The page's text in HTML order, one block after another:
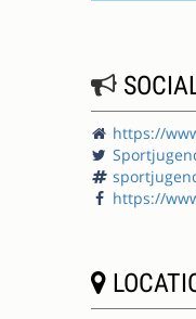
https://
https://